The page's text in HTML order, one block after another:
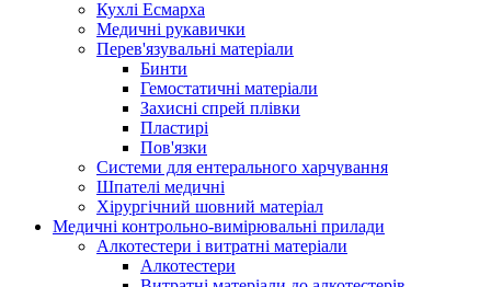
Кухлі Есмарха
Медичні рукавички
Перев'язувальні матеріали
Бинти
Гемостатичні матеріали
Захисні спрей плівки
Пластирі
Пов'язки
Системи для ентерального харчування
Шпателі медичні
Хірургічний шовний матеріал
Медичні контрольно-вимірювальні прилади
Алкотестери і витратні матеріали
Алкотестери